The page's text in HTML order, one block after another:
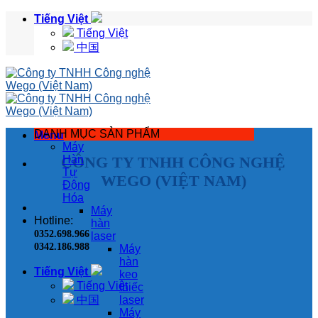
Skip
Tiếng Việt
Tiếng Việt
中国
Menu
CÔNG TY TNHH CÔNG NGHỆ
WEGO (VIỆT NAM)
Hotline:
0352.698.966
0342.186.988
Tiếng Việt
Tiếng Việt
中国
DANH MỤC SẢN PHẨM
Máy
Hàn
Tự
Động
Hóa
Máy
hàn
laser
Máy
hàn
keo
thiếc
laser
Máy